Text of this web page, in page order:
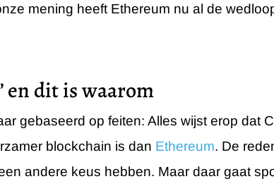
mening heeft Ethereum nu al de
en dit is waarom
gebaseerd op feiten: Alles wijst erop dat
blockchain is dan Ethereum. De
andere keus hebben. Maar daar gaat